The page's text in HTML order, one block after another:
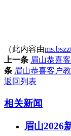
（此内容由
上一条 眉山恭喜
条 眉山恭喜客户
返回列表
相关新闻
眉山2026